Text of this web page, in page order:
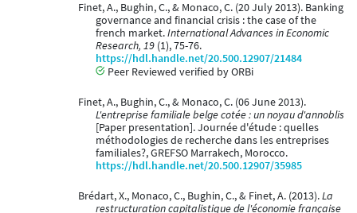
Finet, A., Bughin, C., & Monaco, C. (20 July 2013). Banking
governance and financial crisis : the case of the
french market.International Advances in Economic
Research, 19 (1), 75-76.
https://hdl.handle.net/20.500.12907/21484
Peer Reviewed verified by ORBi
Finet, A., Bughin, C., & Monaco, C. (06 June 2013).
L'entreprise familiale belge cotée : un noyau d'annoblis
[Paper presentation]. Journée d'étude : quelles
méthodologies de recherche dans les entreprises
familiales?, GREFSO Marrakech, Morocco.
https://hdl.handle.net/20.500.12907/35985
Brédart, X., Monaco, C., Bughin, C., & Finet, A. (2013).La
restructuration capitalistique de l'économie française